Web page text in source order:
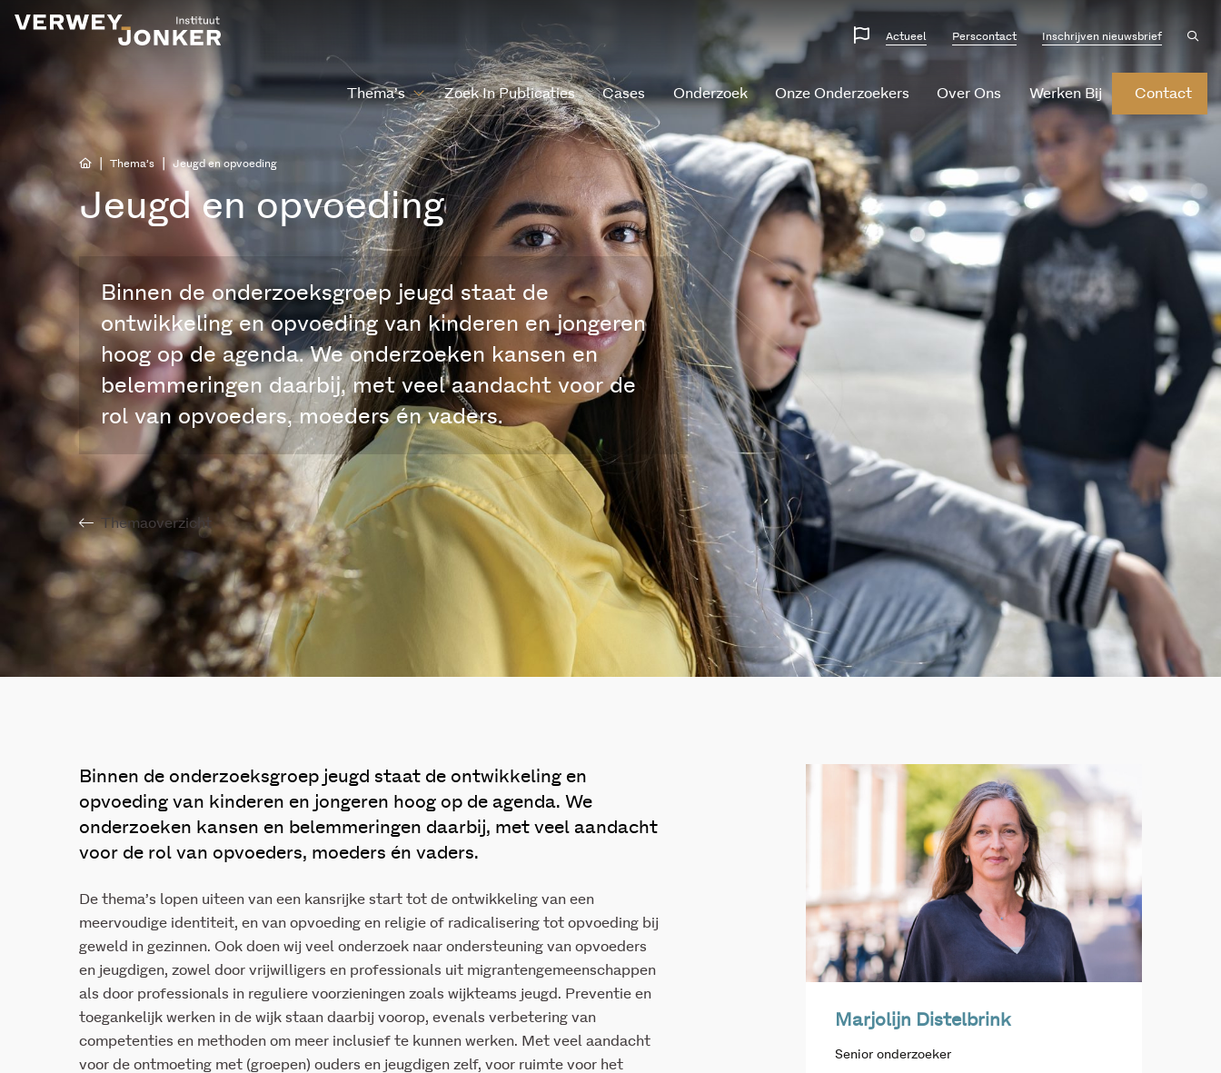
Website
talen
Actueel Perscontact Inschrijven nieuwsbrief
Thema’s Zoek In Publicaties Cases Onderzoek Onze Onderzoekers Over Ons Werken Bij Contact
Thema’s Jeugd en opvoeding
Jeugd en opvoeding
Binnen de onderzoeksgroep jeugd staat de
ontwikkeling en opvoeding van kinderen en jongeren
hoog op de agenda. We onderzoeken kansen en
belemmeringen daarbij, met veel aandacht voor de
rol van opvoeders, moeders én vaders.
Themaoverzicht
Binnen de onderzoeksgroep jeugd staat de ontwikkeling en
opvoeding van kinderen en jongeren hoog op de agenda. We
onderzoeken kansen en belemmeringen daarbij, met veel aandacht
voor de rol van opvoeders, moeders én vaders.
De thema’s lopen uiteen van een kansrijke start tot de ontwikkeling van een
meervoudige identiteit, en van opvoeding en religie of radicalisering tot opvoeding bij
geweld in gezinnen. Ook doen wij veel onderzoek naar ondersteuning van opvoeders
en jeugdigen, zowel door vrijwilligers en professionals uit migrantengemeenschappen
als door professionals in reguliere voorzieningen zoals wijkteams jeugd. Preventie en
toegankelijk werken in de wijk staan daarbij voorop, evenals verbetering van
competenties en methoden om meer inclusief te kunnen werken. Met veel aandacht
voor de ontmoeting met (groepen) ouders en jeugdigen zelf, voor ruimte voor het
Marjolijn Distelbrink
Senior onderzoeker